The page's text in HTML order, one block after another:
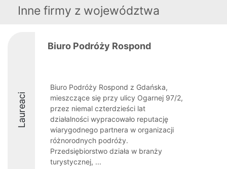
Inne firmy z województwa
Laureaci
Biuro Podróży Rospond
Biuro Podróży Rospond z Gdańska,
mieszczące się przy ulicy Ogarnej 97/2,
przez niemal czterdzieści lat
działalności wypracowało reputację
wiarygodnego partnera w organizacji
różnorodnych podróży.
Przedsiębiorstwo działa w branży
turystycznej, ...